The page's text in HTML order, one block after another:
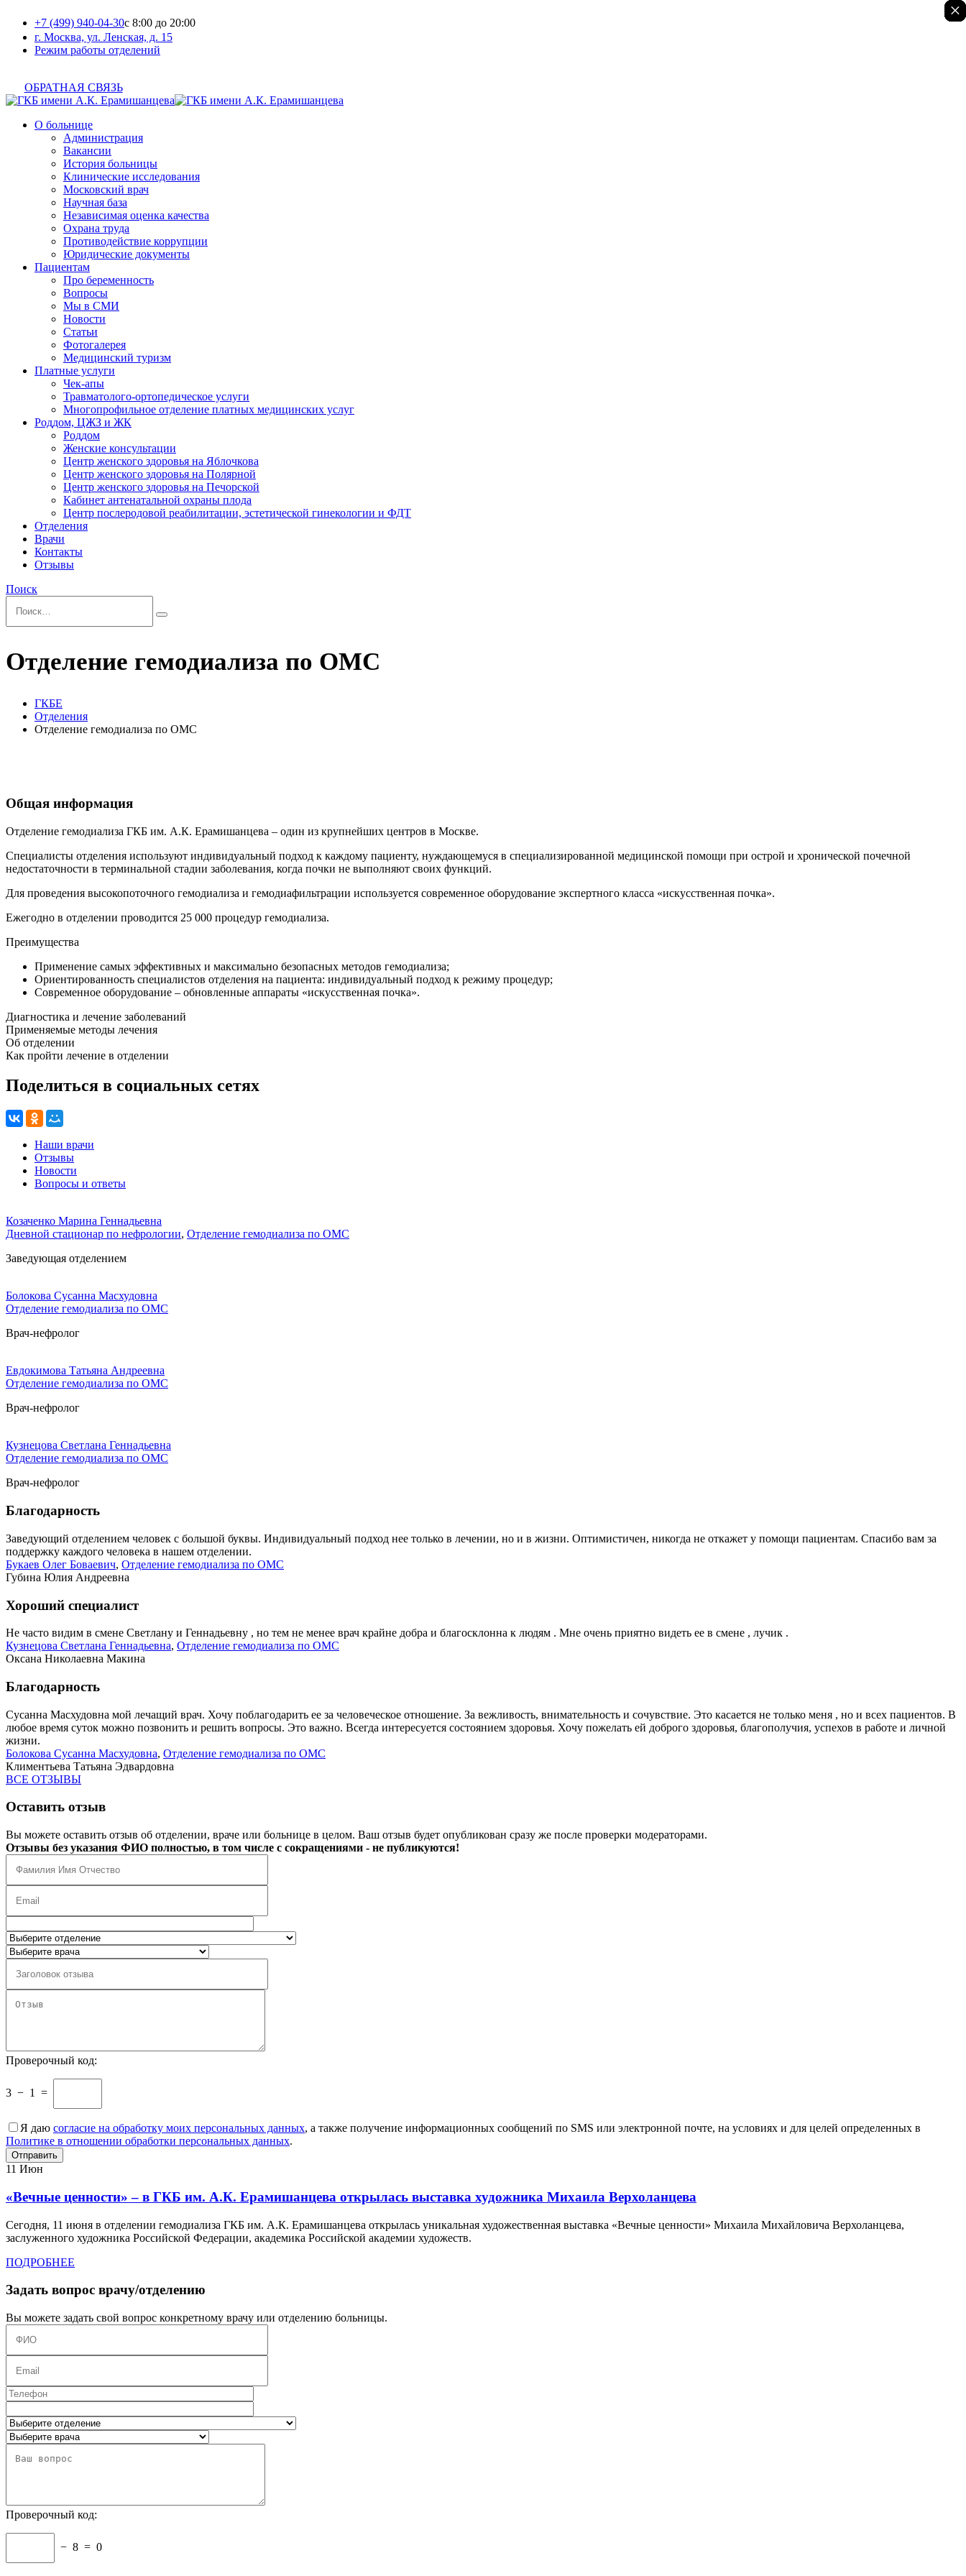
+7 (499) 940-04-30с 8:00 до 20:00
г. Москва, ул. Ленская, д. 15
Режим работы отделений
ОБРАТНАЯ СВЯЗЬ
О больнице
Администрация
Вакансии
История больницы
Клинические исследования
Московский врач
Научная база
Независимая оценка качества
Охрана труда
Противодействие коррупции
Юридические документы
Пациентам
Про беременность
Вопросы
Мы в СМИ
Новости
Статьи
Фотогалерея
Медицинский туризм
Платные услуги
Чек-апы
Травматолого-ортопедическое услуги
Многопрофильное отделение платных медицинских услуг
Роддом, ЦЖЗ и ЖК
Роддом
Женские консультации
Центр женского здоровья на Яблочкова
Центр женского здоровья на Полярной
Центр женского здоровья на Печорской
Кабинет антенатальной охраны плода
Центр послеродовой реабилитации, эстетической гинекологии и ФДТ
Отделения
Врачи
Контакты
Отзывы
Поиск
Отделение гемодиализа по ОМС
ГКБЕ
Отделения
Отделение гемодиализа по ОМС
Общая информация
Отделение гемодиализа ГКБ им. А.К. Ерамишанцева – один из крупнейших центров в Москве.
Специалисты отделения используют индивидуальный подход к каждому пациенту, нуждающемуся в специализированной медицинской помощи при острой и хронической почечной
недостаточности в терминальной стадии заболевания, когда почки не выполняют своих функций.
Для проведения высокопоточного гемодиализа и гемодиафильтрации используется современное оборудование экспертного класса «искусственная почка».
Ежегодно в отделении проводится 25 000 процедур гемодиализа.
Преимущества
Применение самых эффективных и максимально безопасных методов гемодиализа;
Ориентированность специалистов отделения на пациента: индивидуальный подход к режиму процедур;
Современное оборудование – обновленные аппараты «искусственная почка».
Диагностика и лечение заболеваний
Применяемые методы лечения
Об отделении
Как пройти лечение в отделении
Поделиться в социальных сетях
Наши врачи
Отзывы
Новости
Вопросы и ответы
Козаченко Марина Геннадьевна
Дневной стационар по нефрологии, Отделение гемодиализа по ОМС
Заведующая отделением
Болокова Сусанна Масхудовна
Отделение гемодиализа по ОМС
Врач-нефролог
Евдокимова Татьяна Андреевна
Отделение гемодиализа по ОМС
Врач-нефролог
Кузнецова Светлана Геннадьевна
Отделение гемодиализа по ОМС
Врач-нефролог
Благодарность
Заведующий отделением человек с большой буквы. Индивидуальный подход нее только в лечении, но и в жизни. Оптимистичен, никогда не откажет у помощи пациентам. Спасибо вам за
поддержку каждого человека в нашем отделении.
Букаев Олег Боваевич, Отделение гемодиализа по ОМС
Губина Юлия Андреевна
Хороший специалист
Не часто видим в смене Светлану и Геннадьевну , но тем не менее врач крайне добра и благосклонна к людям . Мне очень приятно видеть ее в смене , лучик .
Кузнецова Светлана Геннадьевна, Отделение гемодиализа по ОМС
Оксана Николаевна Макина
Благодарность
Сусанна Масхудовна мой лечащий врач. Хочу поблагодарить ее за человеческое отношение. За вежливость, внимательность и сочувствие. Это касается не только меня , но и всех пациентов. В
любое время суток можно позвонить и решить вопросы. Это важно. Всегда интересуется состоянием здоровья. Хочу пожелать ей доброго здоровья, благополучия, успехов в работе и личной
жизни.
Болокова Сусанна Масхудовна, Отделение гемодиализа по ОМС
Климентьева Татьяна Эдвардовна
ВСЕ ОТЗЫВЫ
Оставить отзыв
Вы можете оставить отзыв об отделении, враче или больнице в целом. Ваш отзыв будет опубликован сразу же после проверки модераторами.
Отзывы без указания ФИО полностью, в том числе с сокращениями - не публикуются!
Проверочный код:
3 − 1 =
Я даю согласие на обработку моих персональных данных, а также получение информационных сообщений по SMS или электронной почте, на условиях и для целей определенных в
Политике в отношении обработки персональных данных.
11 Июн
«Вечные ценности» – в ГКБ им. А.К. Ерамишанцева открылась выставка художника Михаила Верхоланцева
Сегодня, 11 июня в отделении гемодиализа ГКБ им. А.К. Ерамишанцева открылась уникальная художественная выставка «Вечные ценности» Михаила Михайловича Верхоланцева,
заслуженного художника Российской Федерации, академика Российской академии художеств.
ПОДРОБНЕЕ
Задать вопрос врачу/отделению
Вы можете задать свой вопрос конкретному врачу или отделению больницы.
Проверочный код:
− 8 = 0
×
×
×
×
×
×
×